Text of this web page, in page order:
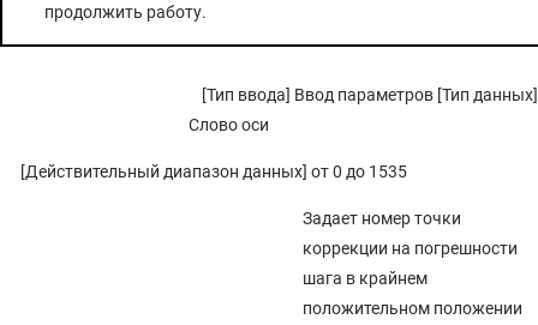
продолжить работу.
[Тип ввода] Ввод параметров [Тип данных]
Слово оси
[Действительный диапазон данных] от 0 до 1535
Задает номер точки
коррекции на погрешности
шага в крайнем
положительном положении